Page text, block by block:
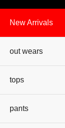
New Arrivals
out wears
tops
pants